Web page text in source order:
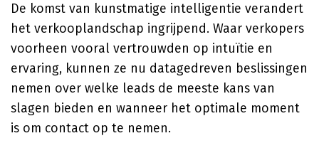
De komst van kunstmatige intelligentie verandert
het verkooplandschap ingrijpend. Waar verkopers
voorheen vooral vertrouwden op intuïtie en
ervaring, kunnen ze nu datagedreven beslissingen
nemen over welke leads de meeste kans van
slagen bieden en wanneer het optimale moment
is om contact op te nemen.